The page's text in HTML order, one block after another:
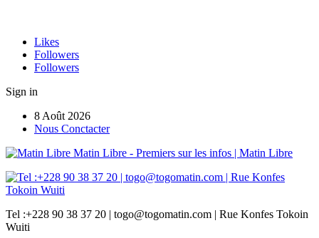
Likes
Followers
Followers
Sign in
8 Août 2026
Nous Conctacter
Matin Libre - Premiers sur les infos | Matin Libre
Tel :+228 90 38 37 20 | togo@togomatin.com | Rue Konfes Tokoin
Wuiti